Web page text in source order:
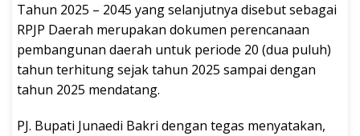
Tahun 2025 – 2045 yang selanjutnya disebut sebagai
RPJP Daerah merupakan dokumen perencanaan
pembangunan daerah untuk periode 20 (dua puluh)
tahun terhitung sejak tahun 2025 sampai dengan
tahun 2025 mendatang.
PJ. Bupati Junaedi Bakri dengan tegas menyatakan,